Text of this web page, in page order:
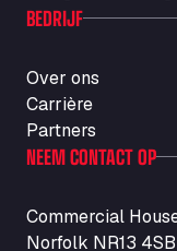
Backline
Ctra C 157 ,
Ballinluig
Ballinluig, PH9
ZI de la Vallée
Barneys Diner
BEDRIJF
Over ons
Carrière
Partners
NEEM CONTACT OP
Commercial
Norfolk NR13 4SB